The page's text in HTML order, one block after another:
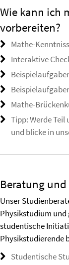
Wie kann ich
vorbereiten?
Mathe-
Interaktive
Mathe-
Tipp: Werde
und blicke in
Beratung
Unser
Physikstudium
studentische
Physikstudierende
Studentische